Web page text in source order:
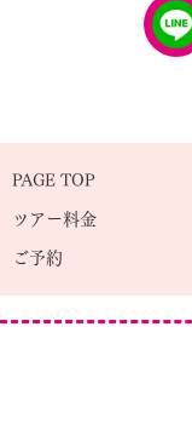
PAGE TOP
ツアー料金
ご予約